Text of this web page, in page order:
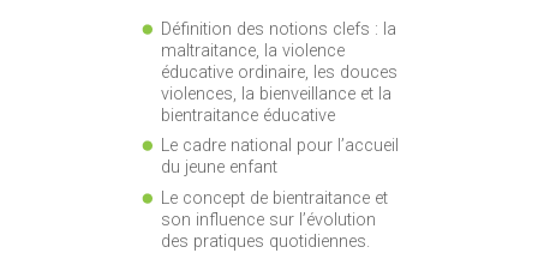
Définition des notions clefs : la
maltraitance, la violence
éducative ordinaire, les douces
violences, la bienveillance et la
bientraitance éducative
Le cadre national pour l’accueil
du jeune enfant
Le concept de bientraitance et
son influence sur l’évolution
des pratiques quotidiennes.